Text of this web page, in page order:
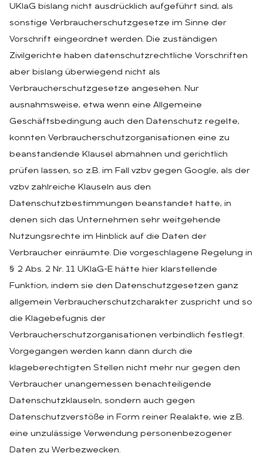
UKlaG bislang nicht ausdrücklich aufgeführt sind, als
sonstige Verbraucherschutzgesetze im Sinne der
Vorschrift eingeordnet werden. Die zuständigen
Zivilgerichte haben datenschutzrechtliche Vorschriften
aber bislang überwiegend nicht als
Verbraucherschutzgesetze angesehen. Nur
ausnahmsweise, etwa wenn eine Allgemeine
Geschäftsbedingung auch den Datenschutz regelte,
konnten Verbraucherschutzorganisationen eine zu
beanstandende Klausel abmahnen und gerichtlich
prüfen lassen, so z.B. im Fall vzbv gegen Google, als der
vzbv zahlreiche Klauseln aus den
Datenschutzbestimmungen beanstandet hatte, in
denen sich das Unternehmen sehr weitgehende
Nutzungsrechte im Hinblick auf die Daten der
Verbraucher einräumte. Die vorgeschlagene Regelung in
§ 2 Abs. 2 Nr. 11 UKlaG-E hätte hier klarstellende
Funktion, indem sie den Datenschutzgesetzen ganz
allgemein Verbraucherschutzcharakter zuspricht und so
die Klagebefugnis der
Verbraucherschutzorganisationen verbindlich festlegt.
Vorgegangen werden kann dann durch die
klageberechtigten Stellen nicht mehr nur gegen den
Verbraucher unangemessen benachteiligende
Datenschutzklauseln, sondern auch gegen
Datenschutzverstöße in Form reiner Realakte, wie z.B.
eine unzulässige Verwendung personenbezogener
Daten zu Werbezwecken.